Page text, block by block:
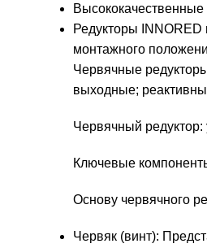
Редукторы INNORED
монтажного
Червячные
выходные;
Червячный редуктор:
Ключевые
Основу червячного
Червяк (винт):